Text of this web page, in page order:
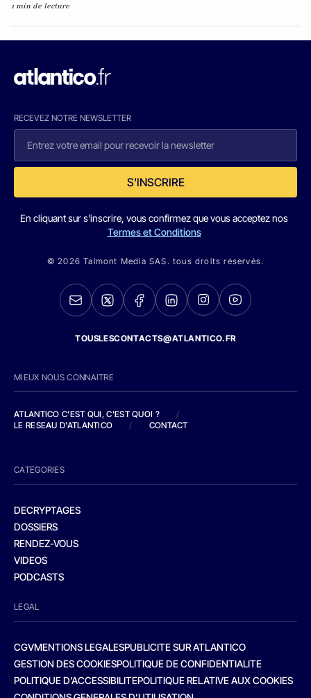
1 min de lecture
RECEVEZ NOTRE NEWSLETTER
S'INSCRIRE
En cliquant sur s'inscrire, vous confirmez que vous acceptez nos
Termes et Conditions
© 2026 Talmont Media SAS. tous droits réservés.
TOUSLESCONTACTS@ATLANTICO.FR
MIEUX NOUS CONNAITRE
ATLANTICO C'EST QUI, C'EST QUOI ?
/
LE RESEAU D'ATLANTICO
/ CONTACT
CATEGORIES
DECRYPTAGES
DOSSIERS
RENDEZ-VOUS
VIDEOS
PODCASTS
LEGAL
CGVMENTIONS LEGALESPUBLICITE SUR ATLANTICO
GESTION DES COOKIESPOLITIQUE DE CONFIDENTIALITE
POLITIQUE D’ACCESSIBILITEPOLITIQUE RELATIVE AUX COOKIES